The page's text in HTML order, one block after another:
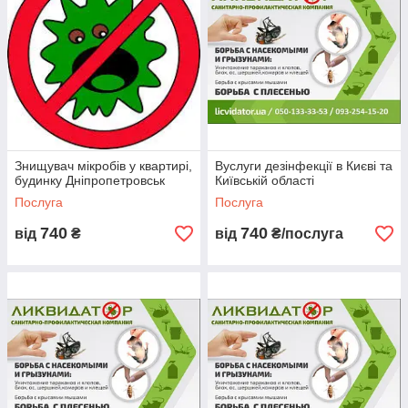
Телефонуйте, ми надамо вам професійну консультацію і
відповімо на всі питання, що цікавлять вас.
Знищувач мікробів у квартирі,
будинку Дніпропетровськ
Послуга
від 740 ₴
Вуслуги дезінфекції в Києві та
Київській області
Послуга
від 740 ₴/послуга